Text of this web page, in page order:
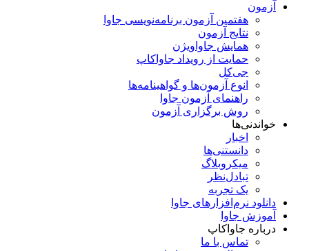
آزمون
هفتمین آزمون برنامه‌نویسی جاوا
نتایج آزمون
همایش جاواویژن
حمایت از رویداد جاواکاپ
جی‌کل
انوع آزمون‌ها و گواهینامه‌ها
راهنمای آزمون جاوا
روش برگزاری آزمون
خواندنی‌ها
اخبار
دانستنی‌ها
میکروبلاگ
تبادل‌نظر
یک تجربه
دانلود نرم‌افزارهای جاوا
آموزش جاوا
درباره جاواکاپ
تماس با ما